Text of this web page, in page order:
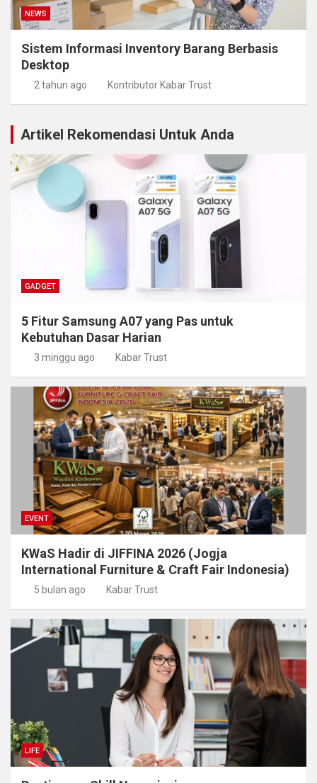
NEWS
Sistem Informasi Inventory Barang Berbasis
Desktop
2 tahun ago Kontributor Kabar Trust
Artikel Rekomendasi Untuk Anda
GADGET
5 Fitur Samsung A07 yang Pas untuk
Kebutuhan Dasar Harian
3 minggu ago Kabar Trust
EVENT
KWaS Hadir di JIFFINA 2026 (Jogja
International Furniture & Craft Fair Indonesia)
5 bulan ago Kabar Trust
LIFE